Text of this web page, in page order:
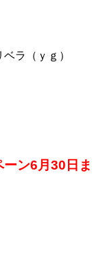
ラ（ｙｇ）
ーン6月30日ま